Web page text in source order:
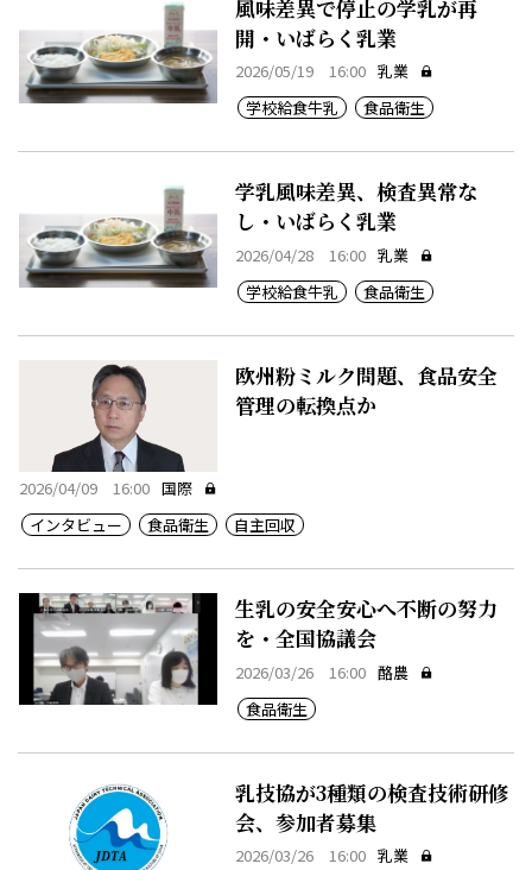
風味差異で停止の学乳が再
開・いばらく乳業
2026/05/19 16:00 乳業
学校給食牛乳
食品衛生
学乳風味差異、検査異常な
し・いばらく乳業
2026/04/28 16:00 乳業
学校給食牛乳
食品衛生
欧州粉ミルク問題、食品安全
管理の転換点か
2026/04/09 16:00 国際
インタビュー
食品衛生 自主回収
生乳の安全安心へ不断の努力
を・全国協議会
2026/03/26 16:00 酪農
食品衛生
乳技協が3種類の検査技術研修
会、参加者募集
2026/03/26 16:00 乳業